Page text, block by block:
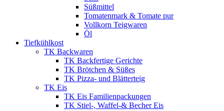
Süßmittel
Tomatenmark & Tomate pur
Vollkorn Teigwaren
Öl
Tiefkühlkost
TK Backwaren
TK Backfertige Gerichte
TK Brötchen & Süßes
TK Pizza- und Blätterteig
TK Eis
TK Eis Familienpackungen
TK Stiel-, Waffel-& Becher Eis